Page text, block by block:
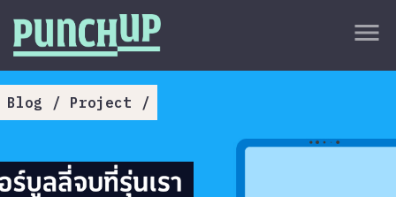
Skip to content
menu
close
About
Service
Article
ลับด้านบน
Blog / Project /